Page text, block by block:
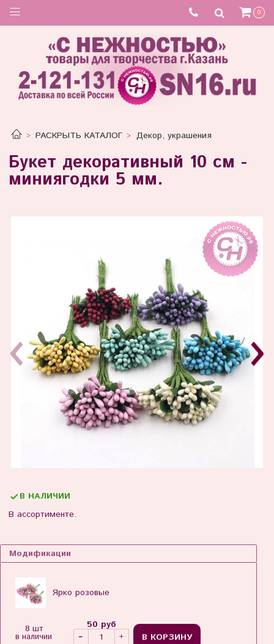
0
РАСКРЫТЬ КАТАЛОГ Декор, украшения
Букет декоративный 10 см -
миниягодки 5 мм.
В ассортименте.
В НАЛИЧИИ
Модификации
Ярко розовые
8 шт
в наличии
50 руб
В КОРЗИНУ